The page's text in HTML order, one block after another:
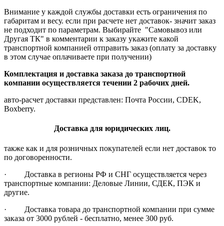
Внимание у каждой службы доставки есть ограничения по
габаритам и весу. если при расчете нет доставок- значит заказ
не подходит по параметрам. Выбирайте "Самовывоз или
Другая ТК" в комментарии к заказу укажите какой
транспортной компанией отправить заказ (оплату за доставку
в этом случае оплачиваете при получении)
Комплектация и доставка заказа до транспортной
компании осуществляется течении 2 рабочих дней.
авто-расчет доставки представлен: Почта России, CDEK,
Boxberry.
Доставка для юридических лиц.
также как и для розничных покупателей если нет доставок то
по договоренности.
· Доставка в регионы РФ и СНГ осуществляется через
транспортные компании: Деловые Линии, СДЕК, ПЭК и
другие.
· Доставка товара до транспортной компании при сумме
заказа от 3000 рублей - бесплатно, менее 300 руб.